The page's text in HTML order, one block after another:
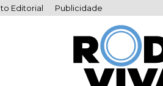
Editorial Publicidade